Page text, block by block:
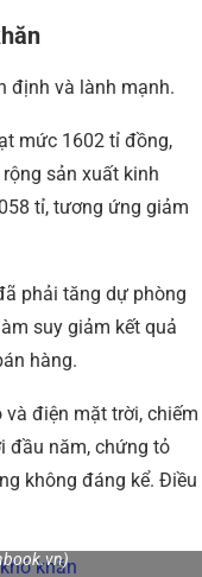
định và lành mạnh.
mức 1602 tỉ đồng,
sản xuất kinh
tỉ, tương ứng giảm
phải tăng dự phòng
suy giảm kết quả
hàng.
điện mặt trời, chiếm
năm, chứng tỏ
không đáng kể. Điều